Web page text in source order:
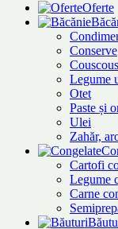
Oferte
Conserve
Couscous
Legume
Otet
Paste și
Ulei
Zahăr,
Cartofi
Legume
Carne